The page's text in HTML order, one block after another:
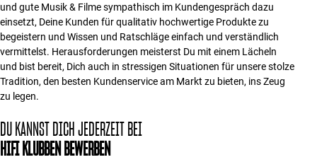
und gute Musik & Filme sympathisch im Kundengespräch dazu
einsetzt, Deine Kunden für qualitativ hochwertige Produkte zu
begeistern und Wissen und Ratschläge einfach und verständlich
vermittelst. Herausforderungen meisterst Du mit einem Lächeln
und bist bereit, Dich auch in stressigen Situationen für unsere stolze
Tradition, den besten Kundenservice am Markt zu bieten, ins Zeug
zu legen.
DU KANNST DICH JEDERZEIT BEI
HIFI KLUBBEN BEWERBEN